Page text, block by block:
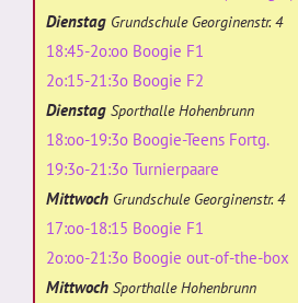
Dienstag Grundschule Georginenstr. 4
18:45-2o:oo Boogie F1
2o:15-21:3o Boogie F2
Dienstag Sporthalle Hohenbrunn
18:oo-19:3o Boogie-Teens Fortg.
19:3o-21:3o Turnierpaare
Mittwoch Grundschule Georginenstr. 4
17:oo-18:15 Boogie F1
2o:oo-21:3o Boogie out-of-the-box
Mittwoch Sporthalle Hohenbrunn